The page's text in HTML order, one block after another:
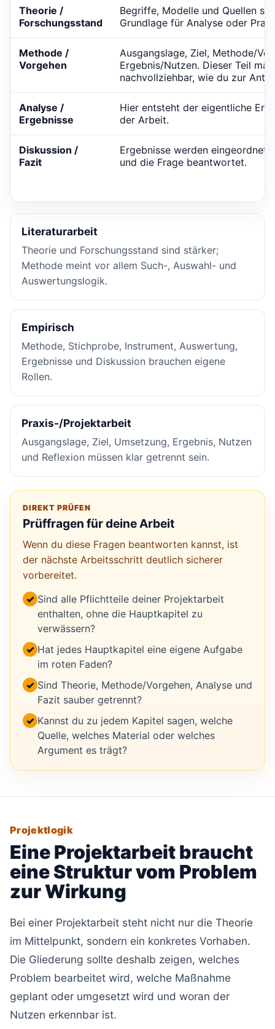
Theorie /
Forschungsstand
Begriffe, Modelle und Quellen
Grundlage für Analyse oder
Methode /
Vorgehen
Ausgangslage, Ziel, Methode/
Ergebnis/Nutzen. Dieser Teil
nachvollziehbar, wie du zur
Analyse /
Ergebnisse
Hier entsteht der eigentliche
der Arbeit.
Diskussion /
Fazit
Ergebnisse werden eingeordnet,
und die Frage beantwortet.
Literaturarbeit
Theorie und Forschungsstand sind stärker;
Methode meint vor allem Such-, Auswahl- und
Auswertungslogik.
Empirisch
Methode, Stichprobe, Instrument, Auswertung,
Ergebnisse und Diskussion brauchen eigene
Rollen.
Praxis-/Projektarbeit
Ausgangslage, Ziel, Umsetzung, Ergebnis, Nutzen
und Reflexion müssen klar getrennt sein.
DIREKT PRÜFEN
Prüffragen für deine Arbeit
Wenn du diese Fragen beantworten kannst, ist
der nächste Arbeitsschritt deutlich sicherer
vorbereitet.
✓ Sind alle Pflichtteile deiner Projektarbeit
enthalten, ohne die Hauptkapitel zu
verwässern?
✓ Hat jedes Hauptkapitel eine eigene Aufgabe
im roten Faden?
✓ Sind Theorie, Methode/Vorgehen, Analyse und
Fazit sauber getrennt?
✓ Kannst du zu jedem Kapitel sagen, welche
Quelle, welches Material oder welches
Argument es trägt?
Projektlogik
Eine Projektarbeit braucht
eine Struktur vom Problem
zur Wirkung
Bei einer Projektarbeit steht nicht nur die Theorie
im Mittelpunkt, sondern ein konkretes Vorhaben.
Die Gliederung sollte deshalb zeigen, welches
Problem bearbeitet wird, welche Maßnahme
geplant oder umgesetzt wird und woran der
Nutzen erkennbar ist.